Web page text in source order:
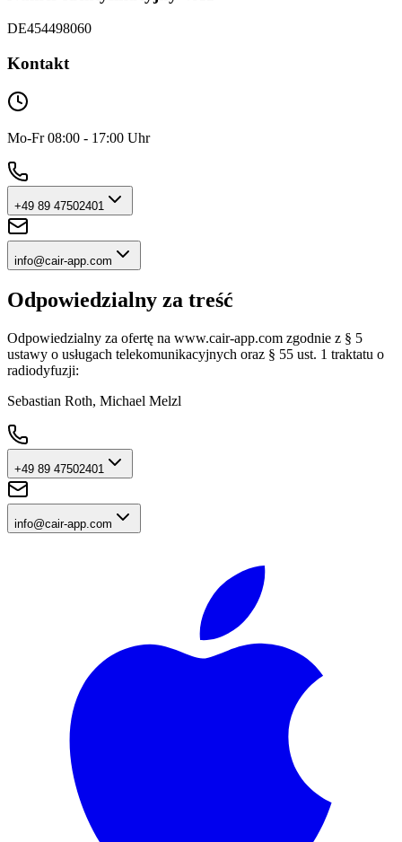
DE454498060
Kontakt
Mo-Fr 08:00 - 17:00 Uhr
+49 89 47502401
info@cair-app.com
Odpowiedzialny za treść
Odpowiedzialny za ofertę na www.cair-app.com zgodnie z § 5
ustawy o usługach telekomunikacyjnych oraz § 55 ust. 1 traktatu o
radiodyfuzji:
Sebastian Roth, Michael Melzl
+49 89 47502401
info@cair-app.com